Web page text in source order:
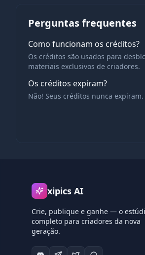
Perguntas frequentes
Como funcionam os créditos?
Os créditos são usados para
materiais exclusivos de criadores.
Os créditos expiram?
Não! Seus créditos nunca
xipics AI
Crie, publique e ganhe — o
completo para criadores da nova
geração.